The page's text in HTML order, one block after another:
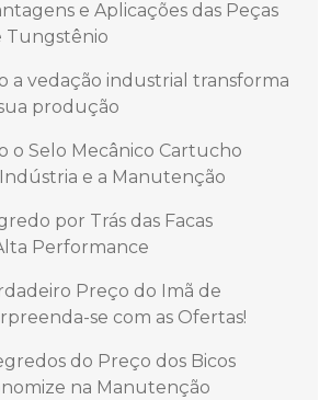
e Aplicações das Peças
Tungstênio
a vedação industrial transforma
produção
o Selo Mecânico Cartucho
e a Manutenção
por Trás das Facas
Performance
Preço do Imã de
se com as Ofertas!
do Preço dos Bicos
na Manutenção